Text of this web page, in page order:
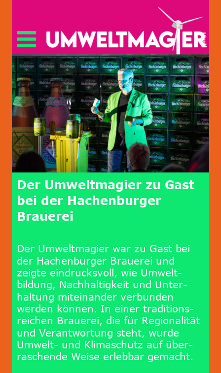
Der Umweltmagier zu Gast
bei der Hachenburger
Brauerei
Der Umweltmagier war zu Gast bei
der Hachenburger Brauerei und
zeigte eindrucksvoll, wie Umwelt-
bildung, Nachhaltigkeit und Unter-
haltung miteinander verbunden
werden können. In einer traditions-
reichen Brauerei, die für Regionalität
und Verantwortung steht, wurde
Umwelt- und Klimaschutz auf über-
raschende Weise erlebbar gemacht.